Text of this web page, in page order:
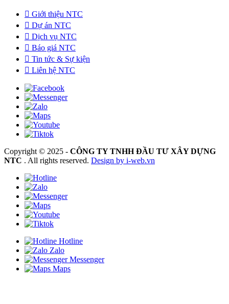
Giới thiệu NTC
Dự án NTC
Dịch vụ NTC
Báo giá NTC
Tin tức & Sự kiện
Liên hệ NTC
Copyright © 2025 - CÔNG TY TNHH ĐẦU TƯ XÂY DỰNG
NTC . All rights reserved. Design by i-web.vn
Hotline
Zalo
Messenger
Maps